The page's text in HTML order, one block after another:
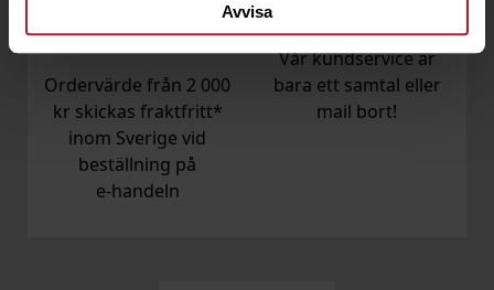
Avvisa
fraktpriser
Ordervärde från 2 000
kr skickas fraktfritt*
inom Sverige vid
beställning på
e‑handeln
Vår kundservice är
bara ett samtal eller
mail bort!